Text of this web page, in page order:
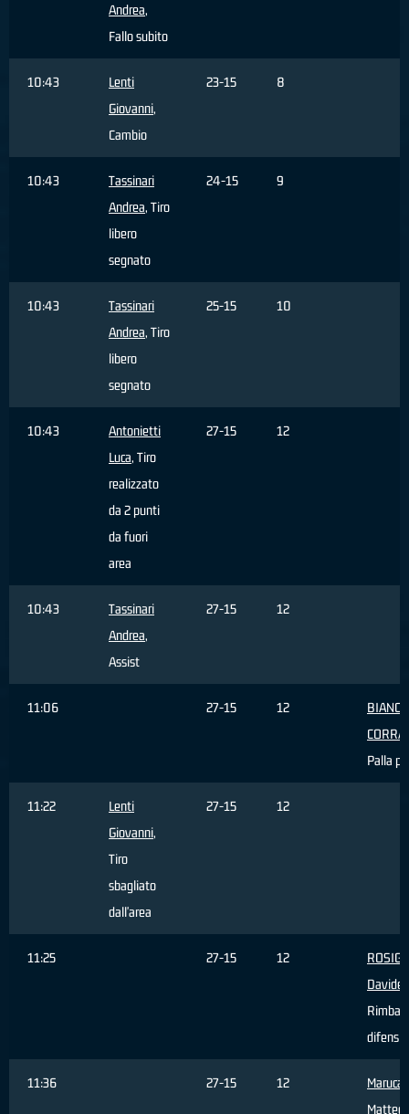
Andrea,
Fallo subito
10:43
Lenti
Giovanni,
Cambio
23-15 8
10:43
Tassinari
Andrea, Tiro
libero
segnato
24-15 9
10:43
Tassinari
Andrea, Tiro
libero
segnato
25-15 10
10:43
Antonietti
Luca, Tiro
realizzato
da 2 punti
da fuori
area
27-15 12
10:43
Tassinari
Andrea,
Assist
27-15 12
11:06 27-15 12
Palla
11:22
Lenti
Giovanni,
Tiro
sbagliato
dall'area
27-15 12
11:25 27-15 12
Davide
11:36 27-15 12
Maruca
Matteo